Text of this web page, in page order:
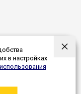
cookies
Все
в настройках